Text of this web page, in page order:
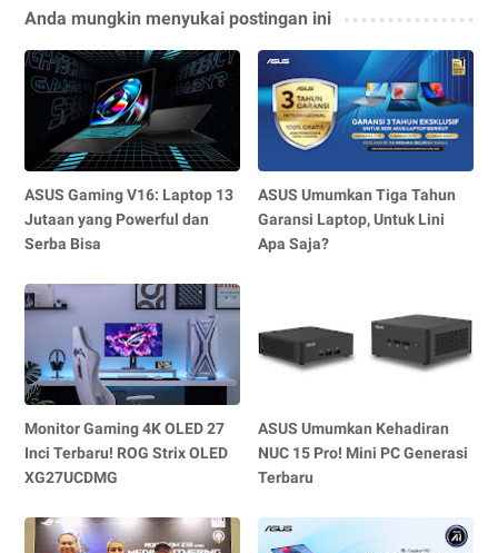
Anda mungkin menyukai postingan ini
ASUS Gaming V16: Laptop 13
Jutaan yang Powerful dan
Serba Bisa
ASUS Umumkan Tiga Tahun
Garansi Laptop, Untuk Lini
Apa Saja?
Monitor Gaming 4K OLED 27
Inci Terbaru! ROG Strix OLED
XG27UCDMG
ASUS Umumkan Kehadiran
NUC 15 Pro! Mini PC Generasi
Terbaru